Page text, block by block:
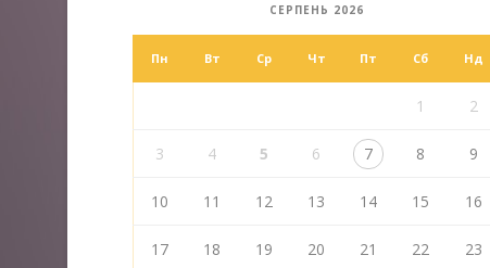
СЕРПЕНЬ 2026
Пн Вт Ср Чт Пт Сб Нд
1 2
3 4 5 6 7 8 9
10 11 12 13 14 15 16
17 18 19 20 21 22 23